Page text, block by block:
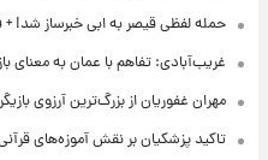
حمله لفظی قیصر به ابی خبرساز شد! +
غریب‌آبادی: تفاهم با عمان به معنای
مهران غفوریان از بزرگ‌ترین آرزوی
تاکید پزشکیان بر نقش آموزه‌های